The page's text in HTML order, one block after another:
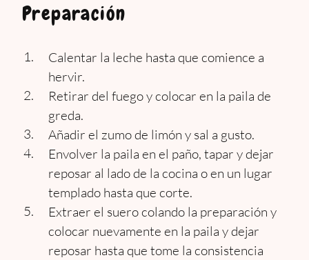
Preparación
Calentar la leche hasta que comience a
hervir.
Retirar del fuego y colocar en la paila de
greda.
Añadir el zumo de limón y sal a gusto.
Envolver la paila en el paño, tapar y dejar
reposar al lado de la cocina o en un lugar
templado hasta que corte.
Extraer el suero colando la preparación y
colocar nuevamente en la paila y dejar
reposar hasta que tome la consistencia